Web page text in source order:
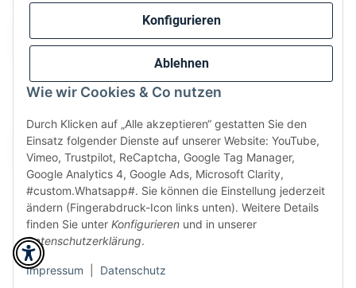
Konfigurieren
Ablehnen
Wie wir Cookies & Co nutzen
Durch Klicken auf „Alle akzeptieren“ gestatten Sie den
Einsatz folgender Dienste auf unserer Website: YouTube,
Vimeo, Trustpilot, ReCaptcha, Google Tag Manager,
Google Analytics 4, Google Ads, Microsoft Clarity,
#custom.Whatsapp#. Sie können die Einstellung jederzeit
ändern (Fingerabdruck-Icon links unten). Weitere Details
finden Sie unter Konfigurieren und in unserer
Datenschutzerklärung.
Impressum Datenschutz
Wir versenden via:
* Alle Preise inkl. gesetzlicher USt., zzgl.